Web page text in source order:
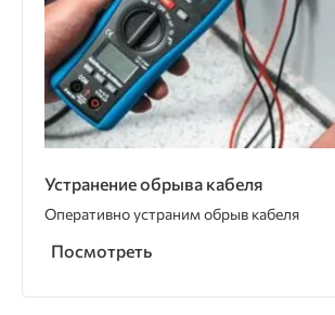
Устранение обрыва кабеля
Оперативно устраним обрыв кабеля
Посмотреть